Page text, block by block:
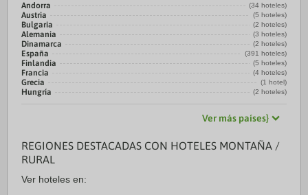
Andorra (34 hoteles)
Austria (5 hoteles)
Bulgaria (2 hoteles)
Alemania (3 hoteles)
Dinamarca (2 hoteles)
España (391 hoteles)
Finlandia (5 hoteles)
Francia (4 hoteles)
Grecia (1 hotel)
Hungría (2 hoteles)
Ver más países}
REGIONES DESTACADAS CON HOTELES MONTAÑA /
RURAL
Ver hoteles en: